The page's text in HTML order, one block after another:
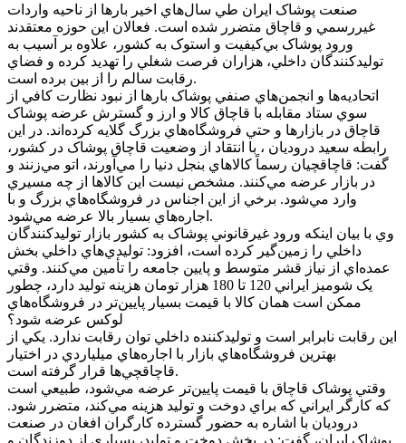
صنعت پوشاک ايران طي سال‌هاي اخير بارها از ناحيه واردات
غيررسمي و قاچاق متضرر شده است. فعالان اين حوزه معتقدند
ورود پوشاک بي‌کيفيت و استوک به کشور، علاوه بر آسيب به
توليدکنندگان داخلي، هزاران فرصت شغلي را تهديد کرده و فضاي
رقابت سالم را از بين برده است.
اتحاديه‌ها و انجمن‌هاي صنفي پوشاک بارها از نبود نظارت کافي از
سوي ستاد مقابله با قاچاق کالا و ارز و گسترش عرضه پوشاک
قاچاق در بازارها و حتي فروشگاه‌هاي بزرگ گلايه کرده‌اند. در اين
رابطه سعيد دروديان ، با انتقاد از وضعيت قاچاق پوشاک در کشور،
گفت: قاچاقچيان رسماً کالاهاي بنجل دنيا را مي‌آورند، اتو مي‌زنند و
در بازار عرضه مي‌کنند. مشخص نيست اين کالاها از چه مسيري
وارد مي‌شود. برخي از اين اجناس در فروشگاه‌هاي بزرگ و با
اجاره‌هاي بسيار بالا عرضه مي‌شود.
وي با بيان اينکه ورود غيرقانوني پوشاک به کشور بازار توليدکنندگان
داخلي را زمين‌گير کرده است، افزود: توليدي‌هاي داخلي بخش
عمده‌اي از نياز قشر متوسط و پايين جامعه را تأمين مي‌کنند. وقتي
يک شوميز ايراني 120 تا 180 هزار تومان هزينه توليد دارد، چطور
ممکن است همان کالا با قيمت بسيار پايين‌تر در فروشگاه‌هاي
لوکس عرضه شود؟
اين رقابت نابرابر است و توليدکننده داخلي توان رقابت ندارد. يکي از
بهترين فروشگاه‌هاي بازار با اجاره‌هاي ميلياردي در اختيار
قاچاقچي‌ها قرار گرفته است.
وقتي پوشاک قاچاق با قيمت پايين‌تر عرضه مي‌شود، طبيعي است
که کارگر ايراني که براي دوخت و توليد هزينه مي‌کند، متضرر شود.
دروديان با اشاره به حضور گسترده کارگران افغان در صنعت
پوشاک ايران، گفت: در بخش دوخت و توليد، بسياري از دوزندگان و